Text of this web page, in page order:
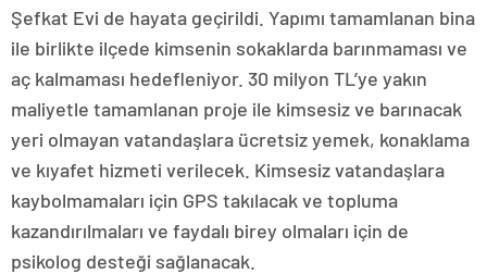
Şefkat Evi de hayata geçirildi. Yapımı tamamlanan bina
ile birlikte ilçede kimsenin sokaklarda barınmaması ve
aç kalmaması hedefleniyor. 30 milyon TL’ye yakın
maliyetle tamamlanan proje ile kimsesiz ve barınacak
yeri olmayan vatandaşlara ücretsiz yemek, konaklama
ve kıyafet hizmeti verilecek. Kimsesiz vatandaşlara
kaybolmamaları için GPS takılacak ve topluma
kazandırılmaları ve faydalı birey olmaları için de
psikolog desteği sağlanacak.